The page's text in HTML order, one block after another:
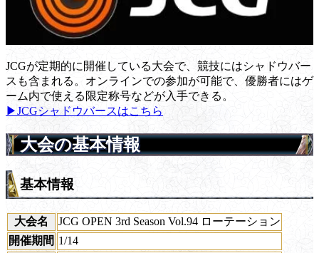
JCGが定期的に開催している大会で、競技にはシャドウバー
スも含まれる。オンラインでの参加が可能で、優勝者にはゲ
ーム内で使える限定称号などが入手できる。
▶JCGシャドウバースはこちら
大会の基本情報
基本情報
大会名
JCG OPEN 3rd Season Vol.94 ローテーション
開催期間 1/14